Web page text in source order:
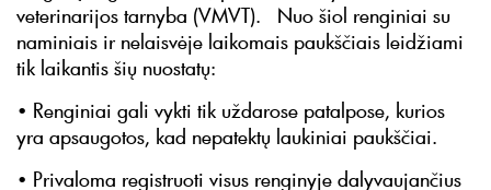
veterinarijos tarnyba (VMVT). Nuo šiol renginiai su
naminiais ir nelaisvėje laikomais paukščiais leidžiami
tik laikantis šių nuostatų:
• Renginiai gali vykti tik uždarose patalpose, kurios
yra apsaugotos, kad nepatektų laukiniai paukščiai.
• Privaloma registruoti visus renginyje dalyvaujančius